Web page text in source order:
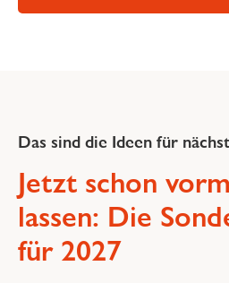
Das sind die Ideen für
Jetzt schon
lassen: Die
für 2027